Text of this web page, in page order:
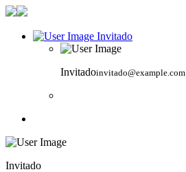
Invitado
Invitadoinvitado@example.com
Invitado